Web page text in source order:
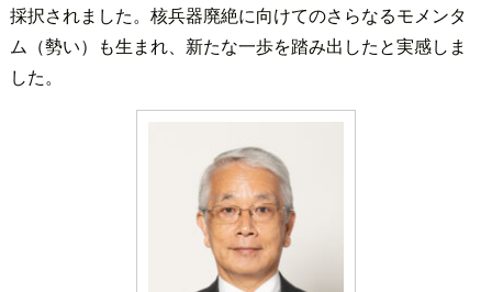
採択されました。核兵器廃絶に向けてのさらなるモメンタ
ム（勢い）も生まれ、新たな一歩を踏み出したと実感しま
した。